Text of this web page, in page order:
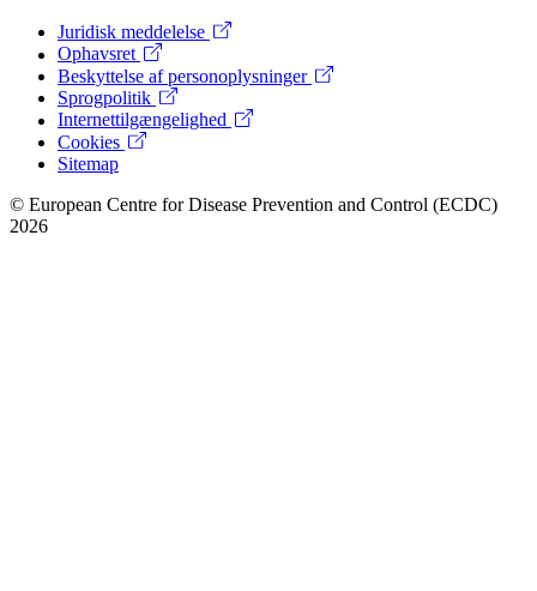
Footer
Menu
Juridisk meddelelse
Ophavsret
Beskyttelse af personoplysninger
Sprogpolitik
Internettilgængelighed
Cookies
Sitemap
© European Centre for Disease Prevention and Control (ECDC)
2026